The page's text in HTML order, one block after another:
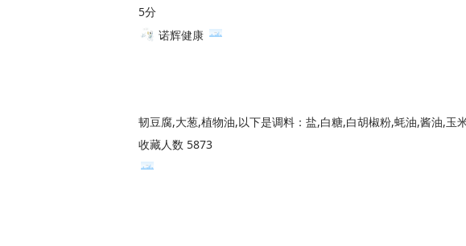
5分
诺辉健康
韧豆腐,大葱,植物油,以下是调料：盐,白糖,白胡椒粉,蚝油,酱油,玉
收藏人数 5873